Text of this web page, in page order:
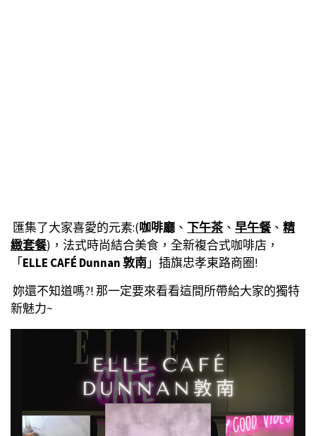
匯集了大家喜愛的元素:(咖啡廳 、 下午茶 、早午餐、精
緻套餐)，法式時尚結合美食，全新複合式咖啡店，
「 ELLE CAFÉ Dunnan 敦南」插旗忠孝東路商圈!
妳還不知道嗎?! 那一定要來看看這間所帶給大家的獨特
新魅力~